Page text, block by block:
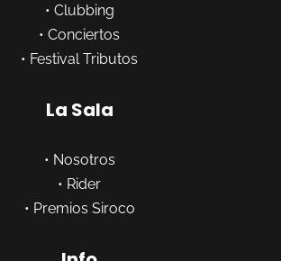
• Clubbing
• Conciertos
• Festival Tributos
La Sala
• Nosotros
• Rider
• Premios Siroco